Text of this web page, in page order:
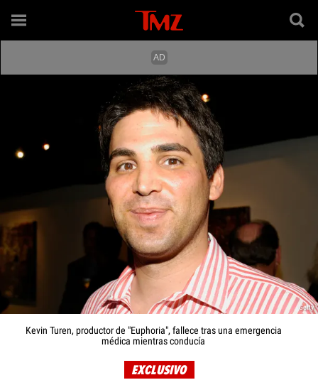
Getty
Kevin Turen, productor de "Euphoria", fallece tras una emergencia
médica mientras conducía
EXCLUSIVO